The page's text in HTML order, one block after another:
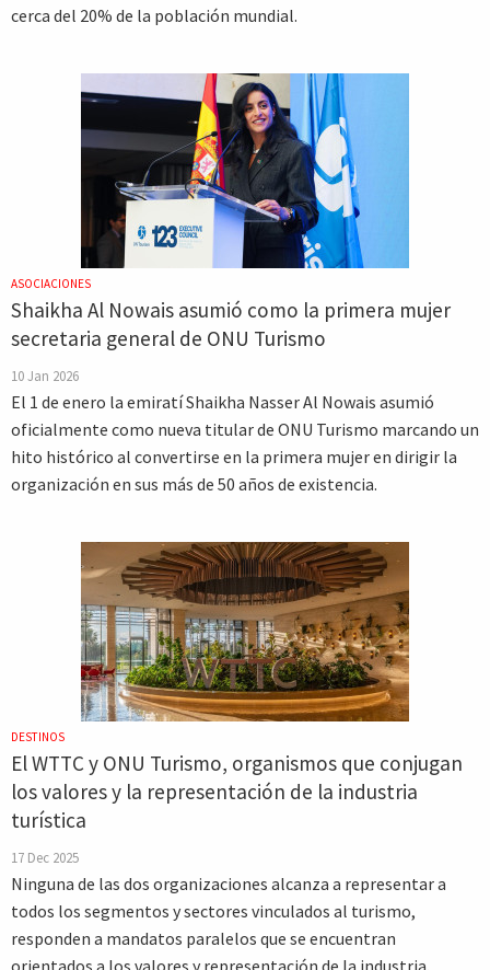
cerca del 20% de la población mundial.
ASOCIACIONES
Shaikha Al Nowais asumió como la primera mujer
secretaria general de ONU Turismo
10 Jan 2026
El 1 de enero la emiratí Shaikha Nasser Al Nowais asumió
oficialmente como nueva titular de ONU Turismo marcando un
hito histórico al convertirse en la primera mujer en dirigir la
organización en sus más de 50 años de existencia.
DESTINOS
El WTTC y ONU Turismo, organismos que conjugan
los valores y la representación de la industria
turística
17 Dec 2025
Ninguna de las dos organizaciones alcanza a representar a
todos los segmentos y sectores vinculados al turismo,
responden a mandatos paralelos que se encuentran
orientados a los valores y representación de la industria.